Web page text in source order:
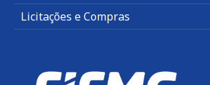
Licitações e Compras